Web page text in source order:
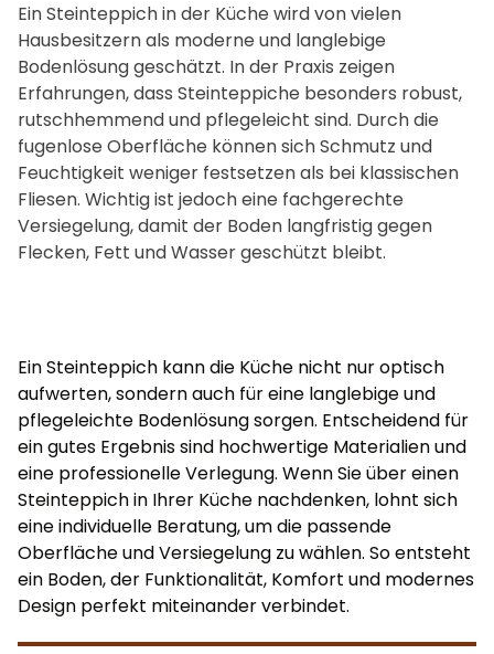
Ein Steinteppich in der Küche wird von vielen
Hausbesitzern als moderne und langlebige
Bodenlösung geschätzt. In der Praxis zeigen
Erfahrungen, dass Steinteppiche besonders robust,
rutschhemmend und pflegeleicht sind. Durch die
fugenlose Oberfläche können sich Schmutz und
Feuchtigkeit weniger festsetzen als bei klassischen
Fliesen. Wichtig ist jedoch eine fachgerechte
Versiegelung, damit der Boden langfristig gegen
Flecken, Fett und Wasser geschützt bleibt.
Ein Steinteppich kann die Küche nicht nur optisch
aufwerten, sondern auch für eine langlebige und
pflegeleichte Bodenlösung sorgen. Entscheidend für
ein gutes Ergebnis sind hochwertige Materialien und
eine professionelle Verlegung. Wenn Sie über einen
Steinteppich in Ihrer Küche nachdenken, lohnt sich
eine individuelle Beratung, um die passende
Oberfläche und Versiegelung zu wählen. So entsteht
ein Boden, der Funktionalität, Komfort und modernes
Design perfekt miteinander verbindet.